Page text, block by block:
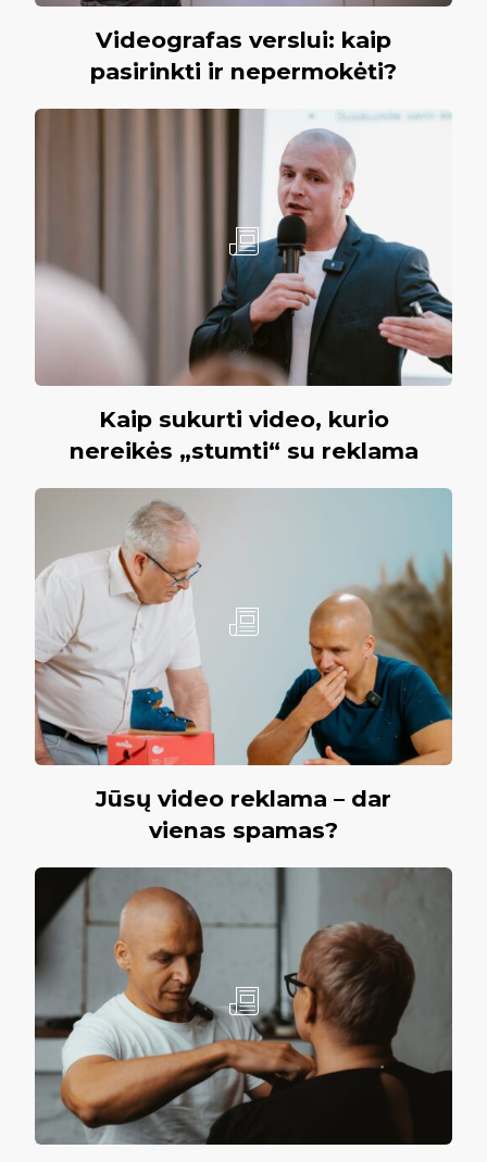
Videografas verslui: kaip
pasirinkti ir nepermokėti?
Kaip sukurti video, kurio
nereikės „stumti“ su reklama
Jūsų video reklama – dar
vienas spamas?